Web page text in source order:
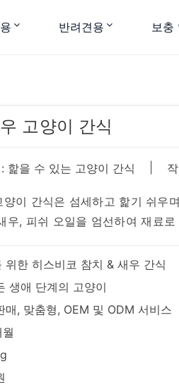
반려견용 보충
고양이 간식
핥을 수 있는 고양이 간식
양이 간식은 섬세하고 핥기 쉬우
우, 피쉬 오일을 엄선하여 재료로
위한 히스비코 참치 & 새우 간식
생애 단계의 고양이
매, 맞춤형, OEM 및 ODM 서비스